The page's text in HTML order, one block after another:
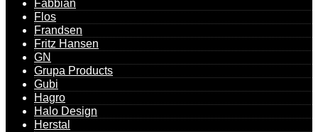
Fabbian
Flos
Frandsen
Fritz Hansen
GN
Grupa Products
Gubi
Hagro
Halo Design
Herstal